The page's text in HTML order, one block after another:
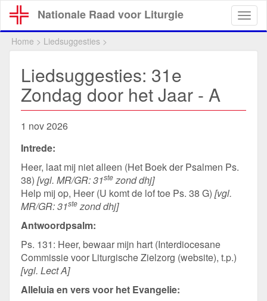
Overslaan
en
naar
Nationale Raad voor Liturgie
Home > Liedsuggesties >
Liedsuggesties: 31e
Zondag door het Jaar - A
1 nov 2026
Intrede:
Heer, laat mij niet alleen (Het Boek der Psalmen Ps.
38) [vgl. MR/GR: 31stezond dhj]
Help mij op, Heer (U komt de lof toe Ps. 38 G) [vgl.
MR/GR: 31stezond dhj]
Antwoordpsalm:
Ps. 131: Heer, bewaar mijn hart (Interdiocesane
Commissie voor Liturgische Zielzorg (website), t.p.)
[vgl. Lect A]
Alleluia en vers voor het Evangelie: